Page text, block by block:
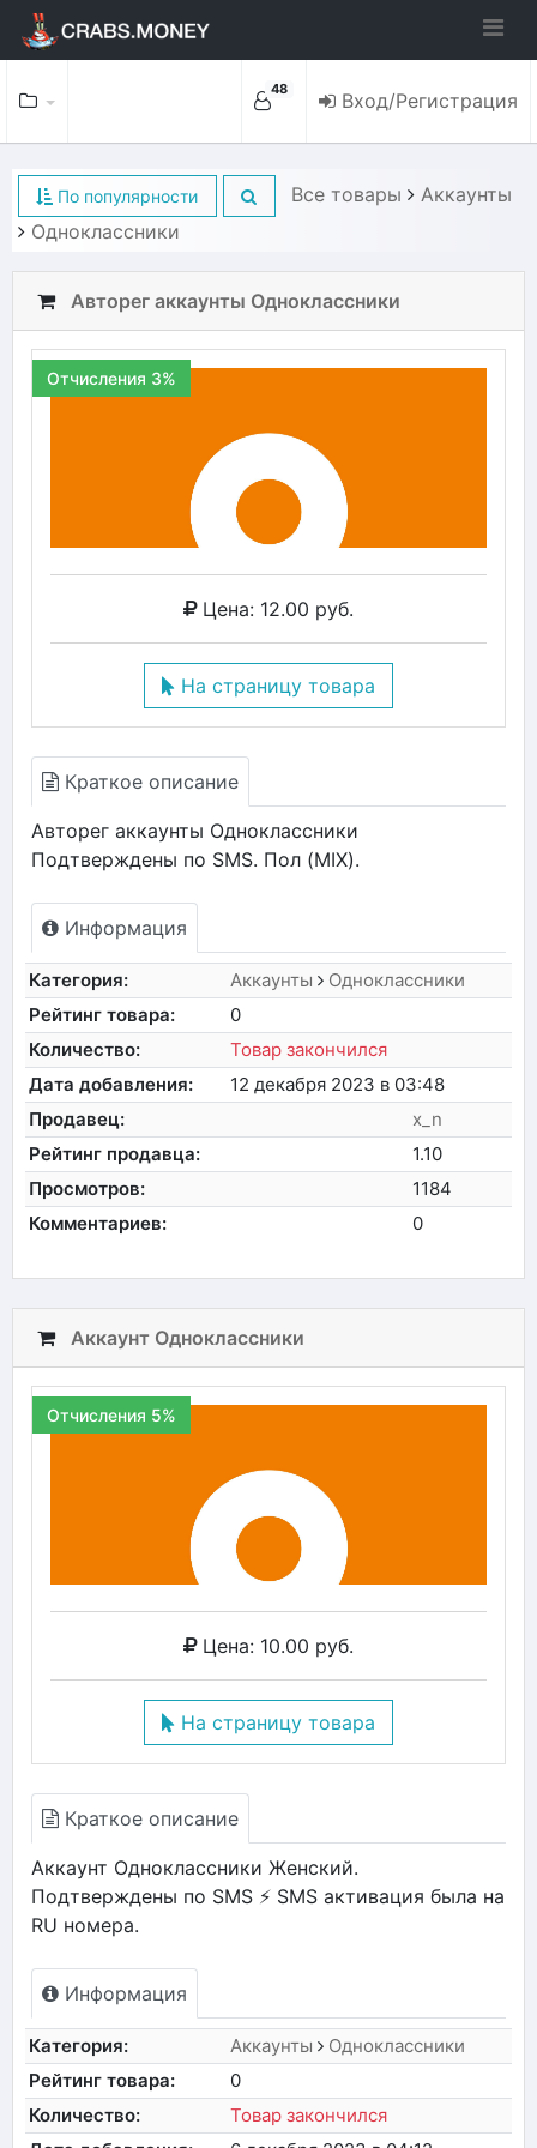
48 Вход/Регистрация
По популярности Все товары
Аккаунты
Одноклассники
Авторег аккаунты Одноклассники
Отчисления 3%
Цена: 12.00 руб.
На страницу товара
Краткое описание
Авторег аккаунты Одноклассники
Подтверждены по SMS. Пол (MIX).
Информация
Категория: Аккаунты
Одноклассники
Рейтинг товара:
0
Количество:
Товар закончился
Дата добавления:
12 декабря 2023 в 03:48
Продавец:
x_n
Рейтинг продавца:
1.10
Просмотров:
1184
Комментариев:
0
Аккаунт Одноклассники
Отчисления 5%
Цена: 10.00 руб.
На страницу товара
Краткое описание
Аккаунт Одноклассники Женский.
Подтверждены по SMS ⚡️ SMS активация была на
RU номера.
Информация
Категория: Аккаунты
Одноклассники
Рейтинг товара:
0
Количество:
Товар закончился